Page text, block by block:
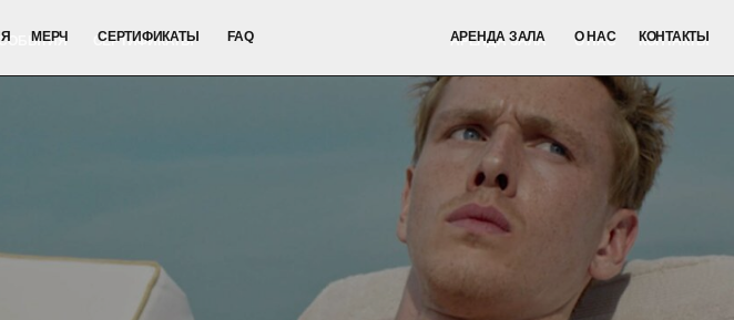
О НАС КОНТАКТЫ
СЕРТИФИКАТЫ О НАС КОНТАКТЫ
СЕРТИФИКАТЫ FAQ